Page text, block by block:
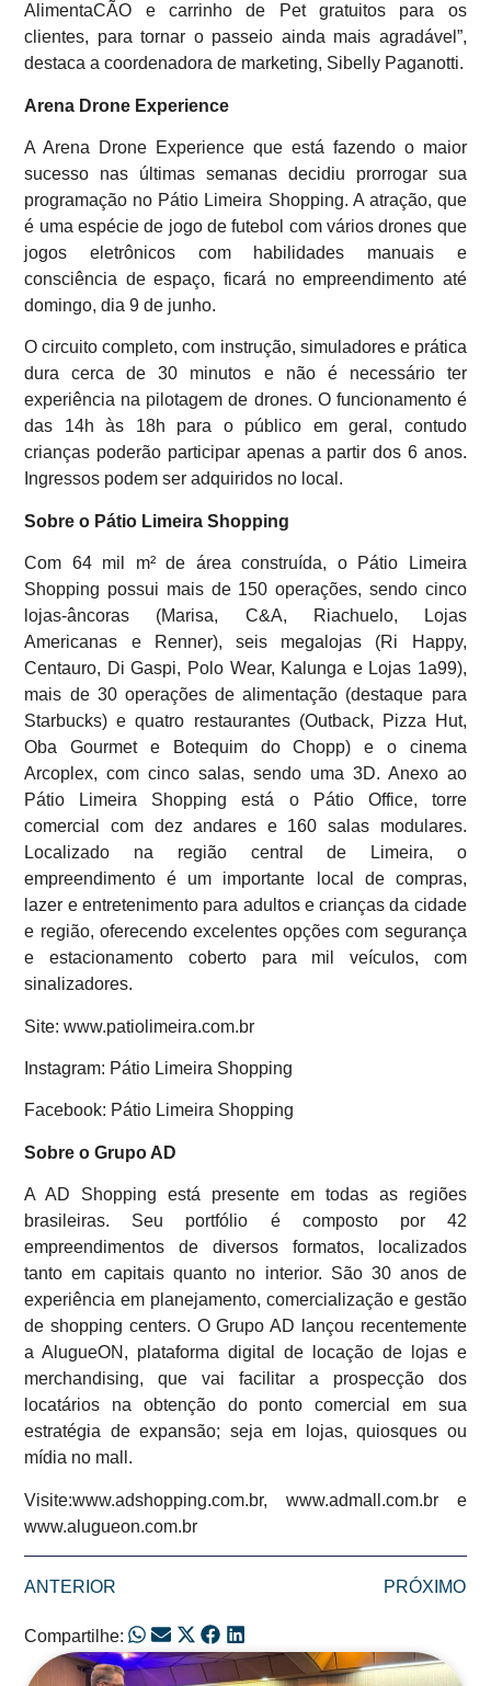
AlimentaCÃO e carrinho de Pet gratuitos para os
clientes, para tornar o passeio ainda mais agradável”,
destaca a coordenadora de marketing, Sibelly Paganotti.
Arena Drone Experience
A Arena Drone Experience que está fazendo o maior
sucesso nas últimas semanas decidiu prorrogar sua
programação no Pátio Limeira Shopping. A atração, que
é uma espécie de jogo de futebol com vários drones que
jogos eletrônicos com habilidades manuais e
consciência de espaço, ficará no empreendimento até
domingo, dia 9 de junho.
O circuito completo, com instrução, simuladores e prática
dura cerca de 30 minutos e não é necessário ter
experiência na pilotagem de drones. O funcionamento é
das 14h às 18h para o público em geral, contudo
crianças poderão participar apenas a partir dos 6 anos.
Ingressos podem ser adquiridos no local.
Sobre o Pátio Limeira Shopping
Com 64 mil m² de área construída, o Pátio Limeira
Shopping possui mais de 150 operações, sendo cinco
lojas-âncoras (Marisa, C&A, Riachuelo, Lojas
Americanas e Renner), seis megalojas (Ri Happy,
Centauro, Di Gaspi, Polo Wear, Kalunga e Lojas 1a99),
mais de 30 operações de alimentação (destaque para
Starbucks) e quatro restaurantes (Outback, Pizza Hut,
Oba Gourmet e Botequim do Chopp) e o cinema
Arcoplex, com cinco salas, sendo uma 3D. Anexo ao
Pátio Limeira Shopping está o Pátio Office, torre
comercial com dez andares e 160 salas modulares.
Localizado na região central de Limeira, o
empreendimento é um importante local de compras,
lazer e entretenimento para adultos e crianças da cidade
e região, oferecendo excelentes opções com segurança
e estacionamento coberto para mil veículos, com
sinalizadores.
Site: www.patiolimeira.com.br
Instagram: Pátio Limeira Shopping
Facebook: Pátio Limeira Shopping
Sobre o Grupo AD
A AD Shopping está presente em todas as regiões
brasileiras. Seu portfólio é composto por 42
empreendimentos de diversos formatos, localizados
tanto em capitais quanto no interior. São 30 anos de
experiência em planejamento, comercialização e gestão
de shopping centers. O Grupo AD lançou recentemente
a AlugueON, plataforma digital de locação de lojas e
merchandising, que vai facilitar a prospecção dos
locatários na obtenção do ponto comercial em sua
estratégia de expansão; seja em lojas, quiosques ou
mídia no mall.
Visite:www.adshopping.com.br, www.admall.com.br e
www.alugueon.com.br
ANTERIOR PRÓXIMO
Compartilhe: